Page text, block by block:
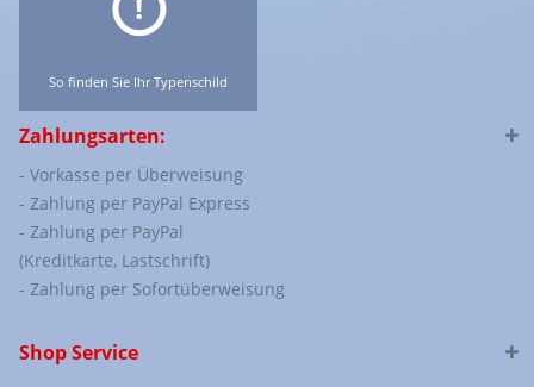
So finden Sie Ihr Typenschild
Zahlungsarten:
- Vorkasse per Überweisung
- Zahlung per PayPal Express
- Zahlung per PayPal
(Kreditkarte, Lastschrift)
- Zahlung per Sofortüberweisung
Shop Service